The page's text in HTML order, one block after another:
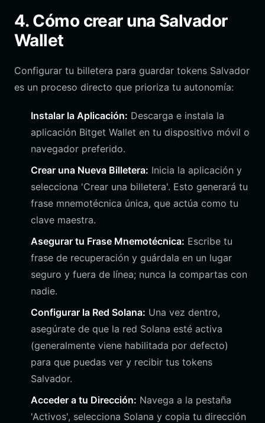
4. Cómo crear una Salvador
Wallet
Configurar tu billetera para guardar tokens Salvador
es un proceso directo que prioriza tu autonomía:
Instalar la Aplicación: Descarga e instala la
aplicación Bitget Wallet en tu dispositivo móvil o
navegador preferido.
Crear una Nueva Billetera: Inicia la aplicación y
selecciona 'Crear una billetera'. Esto generará tu
frase mnemotécnica única, que actúa como tu
clave maestra.
Asegurar tu Frase Mnemotécnica: Escribe tu
frase de recuperación y guárdala en un lugar
seguro y fuera de línea; nunca la compartas con
nadie.
Configurar la Red Solana: Una vez dentro,
asegúrate de que la red Solana esté activa
(generalmente viene habilitada por defecto)
para que puedas ver y recibir tus tokens
Salvador.
Acceder a tu Dirección: Navega a la pestaña
'Activos', selecciona Solana y copia tu dirección